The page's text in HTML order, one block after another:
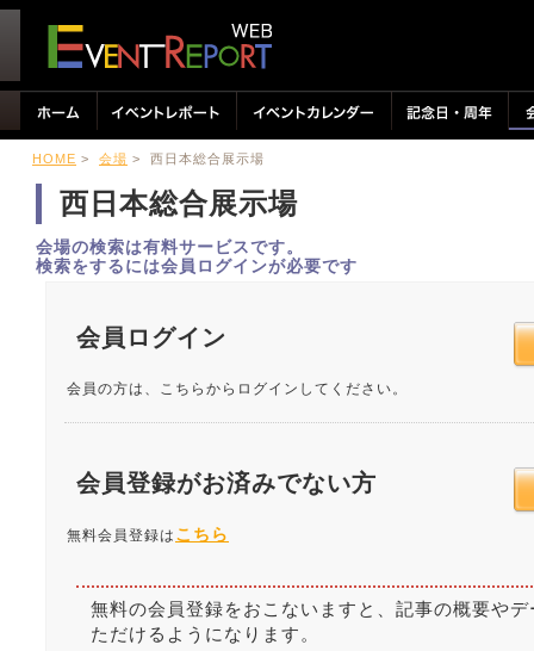
HOME > 会場 > 西日本総合展示場
西日本総合展示場
会場の検索は有料サービスです。
検索をするには会員ログインが必要です
会員ログイン
会員の方は、こちらからログインしてください。
会員登録がお済みでない方
無料会員登録は こちら
無料の会員登録をおこないますと、記事の概要や
ただけるようになります。